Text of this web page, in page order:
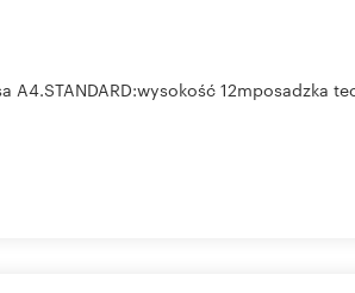
A4.STANDARD:wysokość 12mposadzka